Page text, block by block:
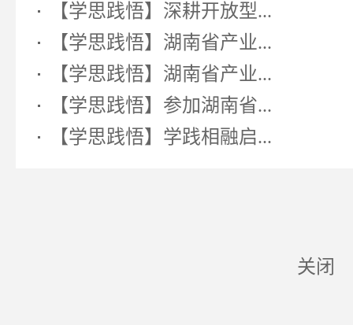
【学思践悟】深耕开放型...
【学思践悟】湖南省产业...
【学思践悟】湖南省产业...
【学思践悟】参加湖南省...
【学思践悟】学践相融启...